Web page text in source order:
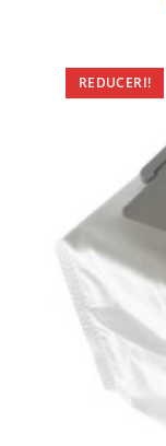
REDUCERI!